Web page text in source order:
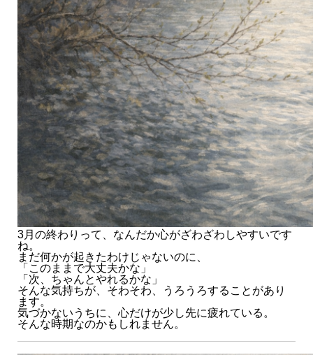
3月の終わりって、なんだか心がざわざわしやすいです
ね。
まだ何かが起きたわけじゃないのに、
「このままで大丈夫かな」
「次、ちゃんとやれるかな」
そんな気持ちが、そわそわ、うろうろすることがあり
ます。
気づかないうちに、心だけが少し先に疲れている。
そんな時期なのかもしれません。